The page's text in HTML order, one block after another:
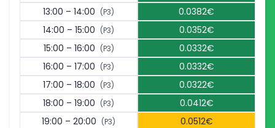
13:00 – 14:00 (P3)
0.0382€
14:00 – 15:00 (P3)
0.0352€
15:00 – 16:00 (P3)
0.0332€
16:00 – 17:00 (P3)
0.0332€
17:00 – 18:00 (P3)
0.0322€
18:00 – 19:00 (P3)
0.0412€
19:00 – 20:00 (P3)
0.0512€